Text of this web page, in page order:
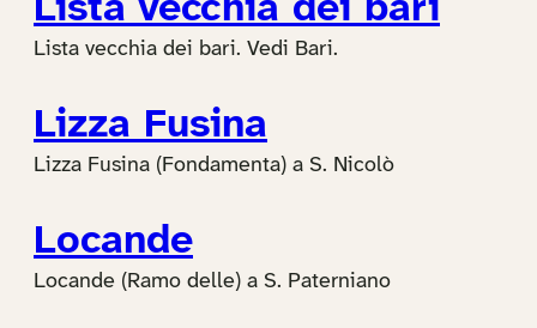
Lista vecchia dei bari
Lista vecchia dei bari. Vedi Bari.
Lizza Fusina
Lizza Fusina (Fondamenta) a S. Nicolò
Locande
Locande (Ramo delle) a S. Paterniano